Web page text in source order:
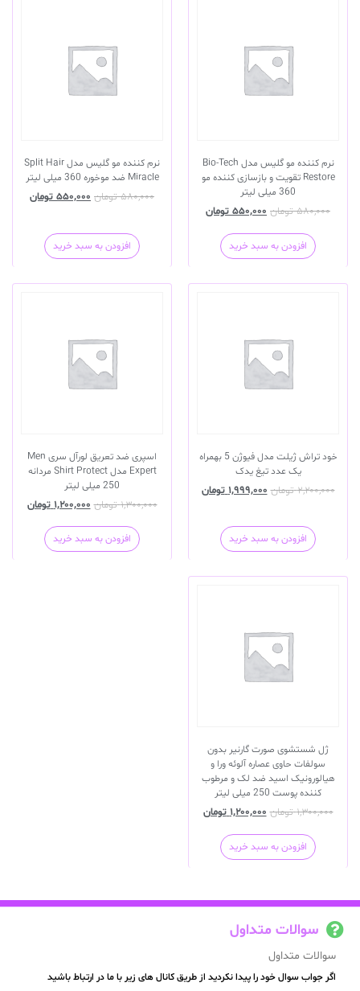
نرم کننده مو گلیس مدل Bio-Tech
Restore تقویت و بازسازی کننده مو
360 میلی لیتر
۵۸۰,۰۰۰ تومان ۵۵۰,۰۰۰ تومان
افزودن به سبد خرید
نرم کننده مو گلیس مدل Split Hair
Miracle ضد موخوره 360 میلی لیتر
۵۸۰,۰۰۰ تومان ۵۵۰,۰۰۰ تومان
افزودن به سبد خرید
خود تراش ژیلت مدل فیوژن 5 بهمراه
یک عدد تیغ یدک
۲,۲۰۰,۰۰۰ تومان ۱,۹۹۹,۰۰۰ تومان
افزودن به سبد خرید
اسپری ضد تعریق لورآل سری Men
Expert مدل Shirt Protect مردانه
250 میلی لیتر
۱,۳۰۰,۰۰۰ تومان ۱,۲۰۰,۰۰۰ تومان
افزودن به سبد خرید
ژل شستشوی صورت گارنیر بدون
سولفات حاوی عصاره آلوئه ورا و
هیالورونیک اسید ضد لک و مرطوب
کننده پوست 250 میلی لیتر
۱,۳۰۰,۰۰۰ تومان ۱,۲۰۰,۰۰۰ تومان
افزودن به سبد خرید
سوالات متداول
سوالات متداول
اگر جواب سوال خود را پیدا نکردید از طریق کانال های زیر با ما در ارتباط باشید